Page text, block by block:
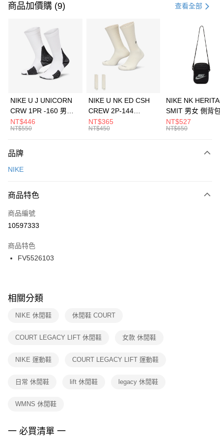
信用卡一次付款
3 期 0 利率 每期 21家銀行
合作金庫商業銀行
第一商業銀行
華南商業銀行
彰化商業銀行
上海商業儲蓄銀行
元大商業銀行
台灣樂天信用卡公司
Apple Pay
全盈+PAY
AFTEE先享後付
【關於「AFTEE先享後付」】
便利好安心！
３．安心：先確認商品／服務後，再付款。
【「AFTEE先享後付」結帳流程】
１．於結帳方式選擇「AFTEE先享後付」後，將跳轉至「AFTEE先享後付」
２．訂單成立數日內，您將收到繳費通知簡訊。
３．收到繳費通知簡訊後14天內，點擊此簡訊中的連結，可透過四大超商／
ATM／網路銀行／等多元方式進行付款，方視為交易完成。
※ 交易是否成功請以「AFTEE先享後付 」之結帳頁面顯示為準，若有關於
是否繳費成功／繳費後需取消欲退款等相關疑問，請聯繫「AFTEE先享後付
客戶支援中心」
https://netprotections.freshdesk.com/support/home
１．透過由恩沛科技股份有限公司提供之「AFTEE先享後付」服務完成之交
權轉讓予恩沛科技股份有限公司。
３．未成年的使用者請事先徵得法定代理人或監護人之同意方可使用
任。
請求用戶進行身份認證。
５．嚴禁一人註冊多個帳號或使用他人資訊註冊。若發現惡意使用之情形，
運送方式
每筆NT$100，滿NT$1,500(含以上)免運費
宅配
每筆NT$100，滿NT$1,500(含以上)免運費
付款後門市自取
每筆NT$100，滿NT$1,500(含以上)免運費
商品加價購 (9) 查看全部
NIKE U J UNICORN
CRW 1PR -160 男女
中統襪 FZ3393100
NT$446
NT$550
NIKE U NK ED CSH
CREW 2P-144
EMBRDY 男女 短統襪
FZ3073133
NT$365
NT$450
NIKE NK
SMIT 男女 側背
BA5871010
NT$527
NT$650
品牌
NIKE
商品特色
商品編號
10597333
商品特色
FV5526103
相關分類
NIKE 休閒鞋 休閒鞋 COURT
COURT LEGACY LIFT 休閒鞋 女款 休閒鞋
NIKE 運動鞋 COURT LEGACY LIFT 運動鞋
日常 休閒鞋 lift 休閒鞋 legacy 休閒鞋
WMNS 休閒鞋
一 必買清單 一